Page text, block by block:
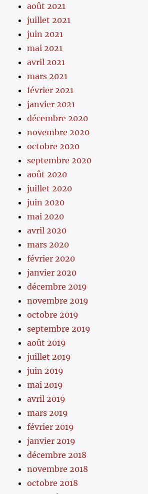
août 2021
juillet 2021
juin 2021
mai 2021
avril 2021
mars 2021
février 2021
janvier 2021
décembre 2020
novembre 2020
octobre 2020
septembre 2020
août 2020
juillet 2020
juin 2020
mai 2020
avril 2020
mars 2020
février 2020
janvier 2020
décembre 2019
novembre 2019
octobre 2019
septembre 2019
août 2019
juillet 2019
juin 2019
mai 2019
avril 2019
mars 2019
février 2019
janvier 2019
décembre 2018
novembre 2018
octobre 2018